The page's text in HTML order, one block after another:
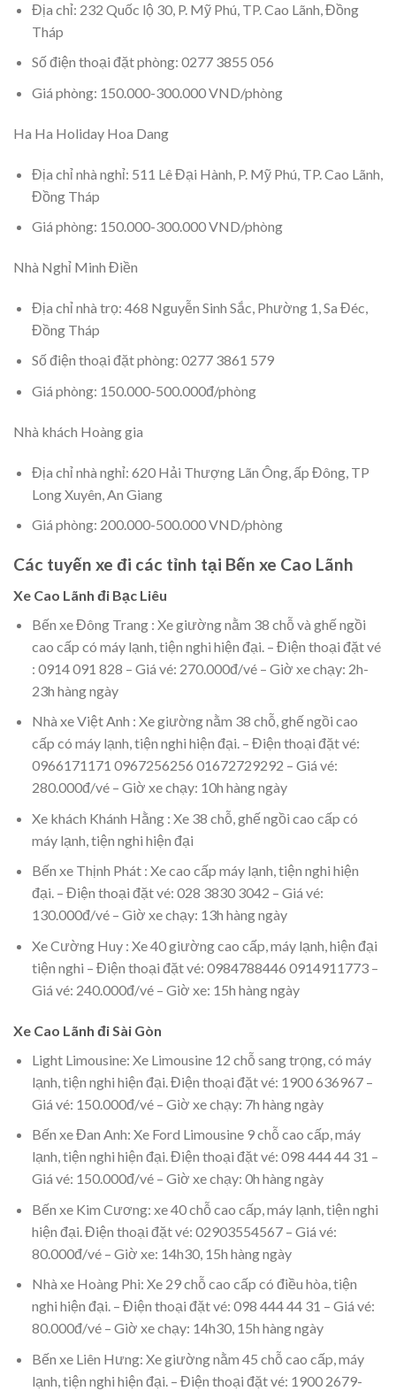
Địa chỉ: 232 Quốc lộ 30, P. Mỹ Phú, TP. Cao Lãnh, Đồng
Tháp
Số điện thoại đặt phòng: 0277 3855 056
Giá phòng: 150.000-300.000 VND/phòng
Ha Ha Holiday Hoa Dang
Địa chỉ nhà nghỉ: 511 Lê Đại Hành, P. Mỹ Phú, TP. Cao Lãnh,
Đồng Tháp
Giá phòng: 150.000-300.000 VND/phòng
Nhà Nghỉ Minh Điền
Địa chỉ nhà trọ: 468 Nguyễn Sinh Sắc, Phường 1, Sa Đéc,
Đồng Tháp
Số điện thoại đặt phòng: 0277 3861 579
Giá phòng: 150.000-500.000đ/phòng
Nhà khách Hoàng gia
Địa chỉ nhà nghỉ: 620 Hải Thượng Lãn Ông, ấp Đông, TP
Long Xuyên, An Giang
Giá phòng: 200.000-500.000 VND/phòng
Các tuyến xe đi các tỉnh tại Bến xe Cao Lãnh
Xe Cao Lãnh đi Bạc Liêu
Bến xe Đông Trang : Xe giường nằm 38 chỗ và ghế ngồi
cao cấp có máy lạnh, tiện nghi hiện đại. – Điện thoại đặt vé
: 0914 091 828 – Giá vé: 270.000đ/vé – Giờ xe chạy: 2h-
23h hàng ngày
Nhà xe Việt Anh : Xe giường nằm 38 chỗ, ghế ngồi cao
cấp có máy lạnh, tiện nghi hiện đại. – Điện thoại đặt vé:
0966171171 0967256256 01672729292 – Giá vé:
280.000đ/vé – Giờ xe chạy: 10h hàng ngày
Xe khách Khánh Hằng : Xe 38 chỗ, ghế ngồi cao cấp có
máy lạnh, tiện nghi hiện đại
Bến xe Thịnh Phát : Xe cao cấp máy lạnh, tiện nghi hiện
đại. – Điện thoại đặt vé: 028 3830 3042 – Giá vé:
130.000đ/vé – Giờ xe chạy: 13h hàng ngày
Xe Cường Huy : Xe 40 giường cao cấp, máy lạnh, hiện đại
tiện nghi – Điện thoại đặt vé: 0984788446 0914911773 –
Giá vé: 240.000đ/vé – Giờ xe: 15h hàng ngày
Xe Cao Lãnh đi Sài Gòn
Light Limousine: Xe Limousine 12 chỗ sang trọng, có máy
lạnh, tiện nghi hiện đại. Điện thoại đặt vé: 1900 636967 –
Giá vé: 150.000đ/vé – Giờ xe chạy: 7h hàng ngày
Bến xe Đan Anh: Xe Ford Limousine 9 chỗ cao cấp, máy
lạnh, tiện nghi hiện đại. Điện thoại đặt vé: 098 444 44 31 –
Giá vé: 150.000đ/vé – Giờ xe chạy: 0h hàng ngày
Bến xe Kim Cương: xe 40 chỗ cao cấp, máy lạnh, tiện nghi
hiện đại. Điện thoại đặt vé: 02903554567 – Giá vé:
80.000đ/vé – Giờ xe: 14h30, 15h hàng ngày
Nhà xe Hoàng Phi: Xe 29 chỗ cao cấp có điều hòa, tiện
nghi hiện đại. – Điện thoại đặt vé: 098 444 44 31 – Giá vé:
80.000đ/vé – Giờ xe chạy: 14h30, 15h hàng ngày
Bến xe Liên Hưng: Xe giường nằm 45 chỗ cao cấp, máy
lạnh, tiện nghi hiện đại. – Điện thoại đặt vé: 1900 2679-